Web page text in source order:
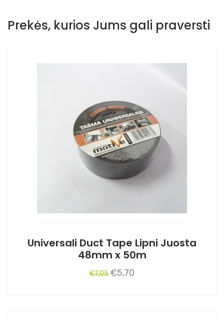
Prekės, kurios Jums gali praversti
Universali Duct Tape Lipni Juosta
48mm x 50m
€7,05 Original
€5,70